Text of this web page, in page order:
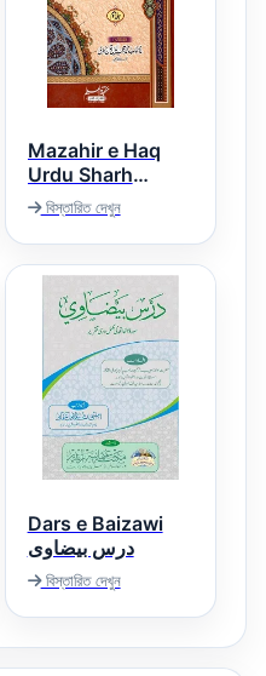
Mazahir e Haq
Urdu Sharh
Mishkat ul
Masabeeh مظاہر
حق اردو شرح
مشکوۃ شریف
বিস্তারিত দেখুন
Dars e Baizawi
درس بیضاوی
বিস্তারিত দেখুন